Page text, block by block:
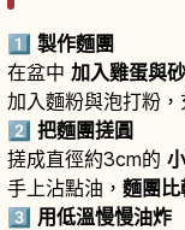
1️⃣ 製作麵團
在盆中 加入雞蛋與
加入麵粉與泡打粉
2️⃣ 把麵團搓圓
搓成直徑約3cm的
手上沾點油， 麵團
3️⃣ 用低溫慢慢油炸